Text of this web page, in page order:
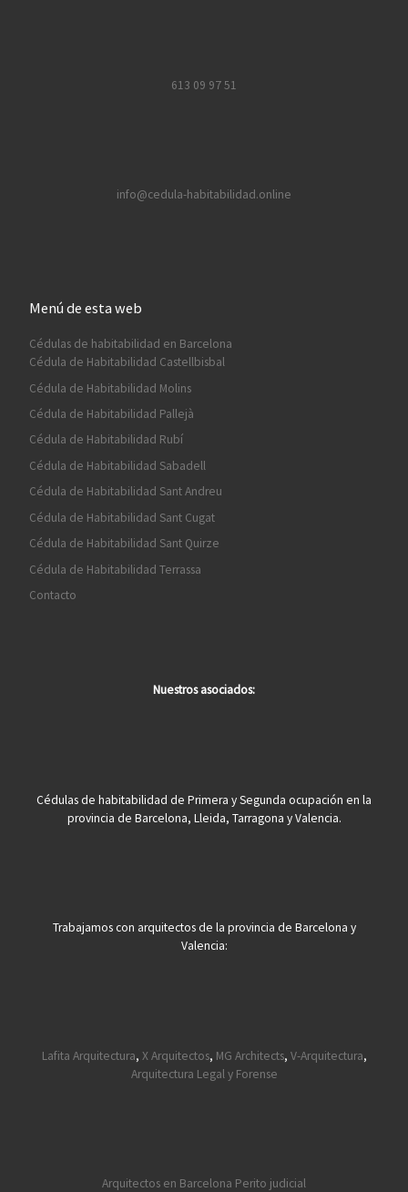
613 09 97 51
info@cedula-habitabilidad.online
Menú de esta web
Cédulas de habitabilidad en Barcelona
Cédula de Habitabilidad Castellbisbal
Cédula de Habitabilidad Molins
Cédula de Habitabilidad Pallejà
Cédula de Habitabilidad Rubí
Cédula de Habitabilidad Sabadell
Cédula de Habitabilidad Sant Andreu
Cédula de Habitabilidad Sant Cugat
Cédula de Habitabilidad Sant Quirze
Cédula de Habitabilidad Terrassa
Contacto
Nuestros asociados:
Cédulas de habitabilidad de Primera y Segunda ocupación en la
provincia de Barcelona, Lleida, Tarragona y Valencia.
Trabajamos con arquitectos de la provincia de Barcelona y
Valencia:
Lafita Arquitectura, X Arquitectos, MG Architects, V-Arquitectura,
Arquitectura Legal y Forense
Arquitectos en Barcelona Perito judicial